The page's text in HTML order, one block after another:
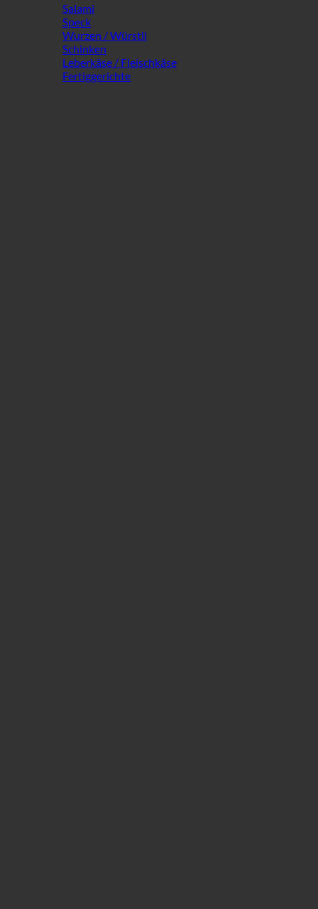
Salami
Speck
Wurzen / Würstli
Schinken
Leberkäse / Fleischkäse
Fertiggerichte